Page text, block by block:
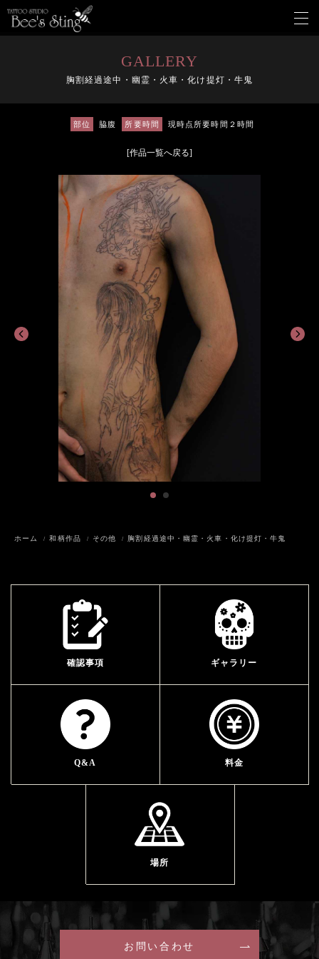
メ
ニ
GALLERY
胸割経過途中・幽霊・火車・化け提灯・牛鬼
部位 脇腹 所要時間 現時点所要時間２時間
ホーム 和柄作品 その他 胸割経過途中・幽霊・火車・化け提灯・牛鬼
確認事項 ギャラリー
Q&A 料金
場所
お問い合わせ